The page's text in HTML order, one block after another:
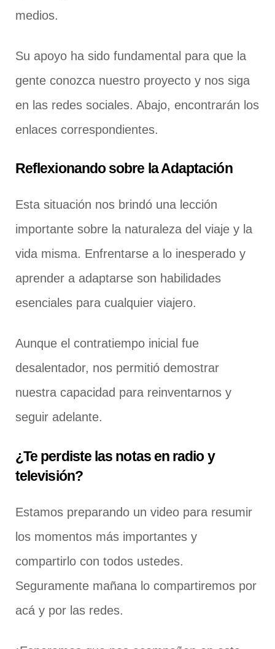
medios.
Su apoyo ha sido fundamental para que la
gente conozca nuestro proyecto y nos siga
en las redes sociales. Abajo, encontrarán los
enlaces correspondientes.
Reflexionando sobre la Adaptación
Esta situación nos brindó una lección
importante sobre la naturaleza del viaje y la
vida misma. Enfrentarse a lo inesperado y
aprender a adaptarse son habilidades
esenciales para cualquier viajero.
Aunque el contratiempo inicial fue
desalentador, nos permitió demostrar
nuestra capacidad para reinventarnos y
seguir adelante.
¿Te perdiste las notas en radio y
televisión?
Estamos preparando un video para resumir
los momentos más importantes y
compartirlo con todos ustedes.
Seguramente mañana lo compartiremos por
acá y por las redes.